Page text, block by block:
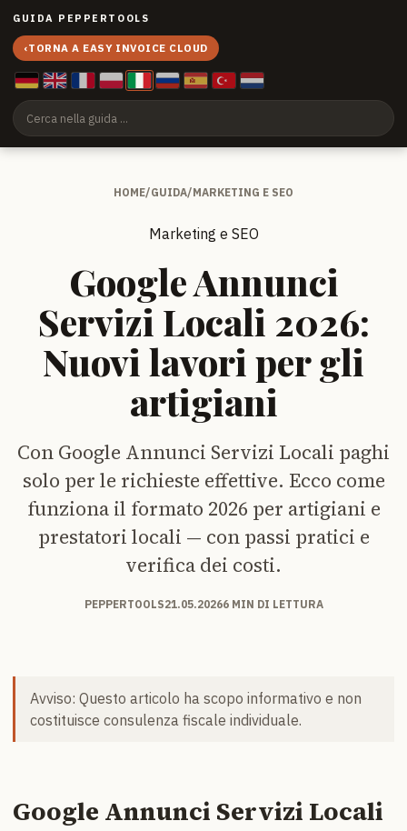
GUIDA PEPPERTOOLS
‹TORNA A EASY INVOICE CLOUD
HOME/GUIDA/MARKETING E SEO
Marketing e SEO
Google Annunci
Servizi Locali 2026:
Nuovi lavori per gli
artigiani
Con Google Annunci Servizi Locali paghi
solo per le richieste effettive. Ecco come
funziona il formato 2026 per artigiani e
prestatori locali — con passi pratici e
verifica dei costi.
PEPPERTOOLS21.05.20266 MIN DI LETTURA
Avviso: Questo articolo ha scopo informativo e non
costituisce consulenza fiscale individuale.
Google Annunci Servizi Locali